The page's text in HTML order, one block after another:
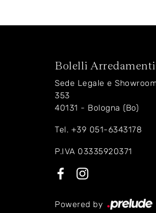
Bolelli Arredamenti
Sede Legale e
353
40131 - Bologna (Bo)
Tel. +39 051-6343178
P.IVA 03335920371
Powered by